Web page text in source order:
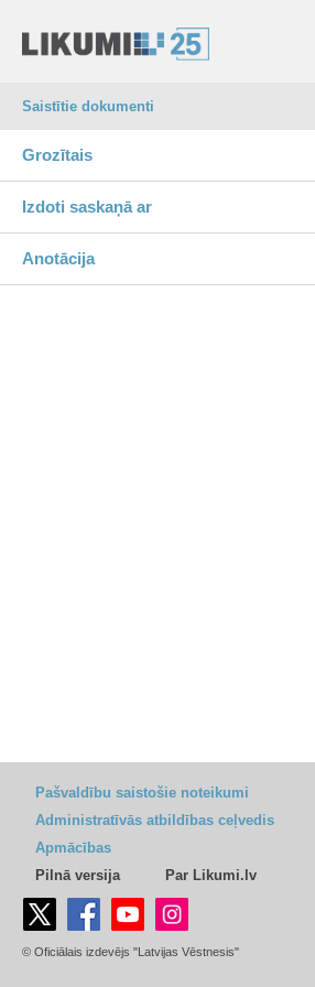
Saistītie dokumenti
Grozītais
Izdoti saskaņā ar
Anotācija
Pašvaldību saistošie noteikumi
Administratīvās atbildības ceļvedis
Apmācības
Pilnā versija
Par Likumi.lv
© Oficiālais izdevējs "Latvijas Vēstnesis"